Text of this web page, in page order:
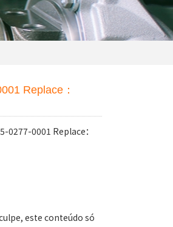
Replace：
0277-0001 Replace：
este conteúdo só